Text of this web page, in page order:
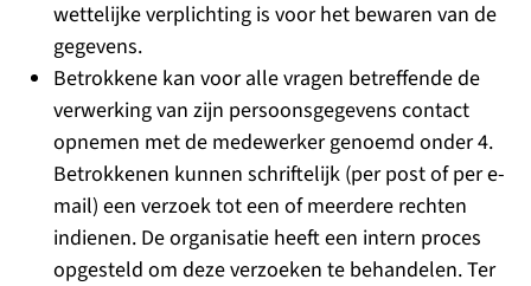
wettelijke verplichting is voor het bewaren van de
gegevens.
Betrokkene kan voor alle vragen betreffende de
verwerking van zijn persoonsgegevens contact
opnemen met de medewerker genoemd onder 4.
Betrokkenen kunnen schriftelijk (per post of per e-
mail) een verzoek tot een of meerdere rechten
indienen. De organisatie heeft een intern proces
opgesteld om deze verzoeken te behandelen. Ter